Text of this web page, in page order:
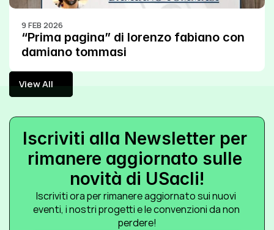
9 FEB 2026
“Prima pagina” di lorenzo fabiano con
damiano tommasi
View All
View All
Iscriviti alla Newsletter per
rimanere aggiornato sulle
novità di USacli!
Iscriviti ora per rimanere aggiornato sui nuovi
eventi, i nostri progetti e le convenzioni da non
perdere!